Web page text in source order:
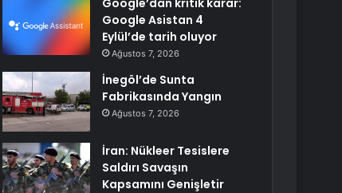
Google’dan kritik karar:
Google Asistan 4
Eylül’de tarih oluyor
Ağustos 7, 2026
İnegöl’de Sunta
Fabrikasında Yangın
Ağustos 7, 2026
İran: Nükleer Tesislere
Saldırı Savaşın
Kapsamını Genişletir